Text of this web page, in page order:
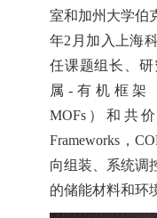
室和加州大学伯
年2 月加入上海
任课题组长、
属 -有机框架
MOFs）和共
Frameworks，
向组装、系统调
的储能材料和环